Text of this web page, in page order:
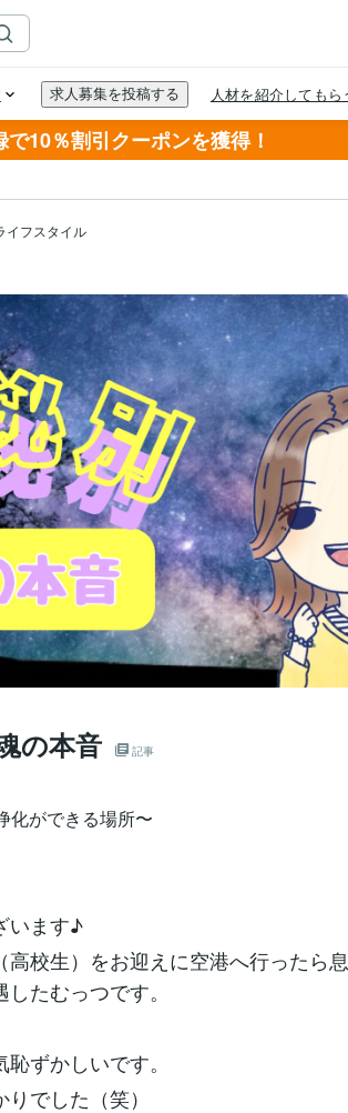
で10％割引クーポンを獲得！
イフスタイル
の本音 記事
化ができる場所〜
います♪
校生）をお迎えに空港へ行ったら
たむっつです。
ずかしいです。
でした（笑）